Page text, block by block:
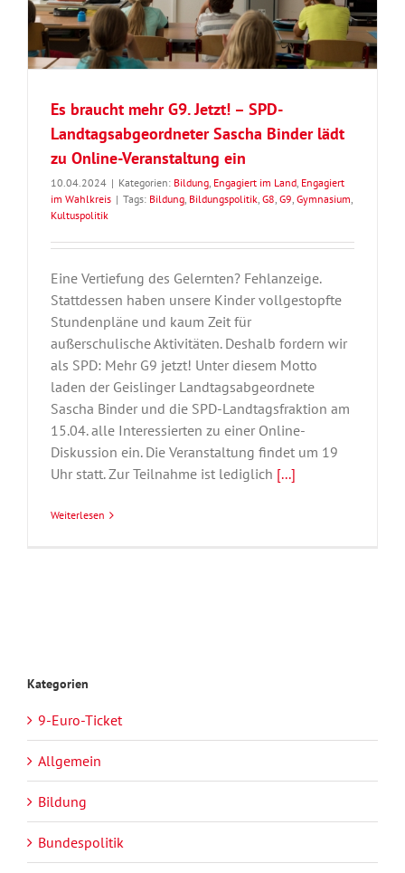
Es braucht mehr G9. Jetzt! – SPD-
Landtagsabgeordneter Sascha Binder lädt
zu Online-Veranstaltung ein
10.04.2024 | Kategorien: Bildung, Engagiert im Land, Engagiert
im Wahlkreis | Tags: Bildung, Bildungspolitik, G8, G9, Gymnasium,
Kultuspolitik
Eine Vertiefung des Gelernten? Fehlanzeige.
Stattdessen haben unsere Kinder vollgestopfte
Stundenpläne und kaum Zeit für
außerschulische Aktivitäten. Deshalb fordern wir
als SPD: Mehr G9 jetzt! Unter diesem Motto
laden der Geislinger Landtagsabgeordnete
Sascha Binder und die SPD-Landtagsfraktion am
15.04. alle Interessierten zu einer Online-
Diskussion ein. Die Veranstaltung findet um 19
Uhr statt. Zur Teilnahme ist lediglich [...]
Weiterlesen
Kategorien
9-Euro-Ticket
Allgemein
Bildung
Bundespolitik